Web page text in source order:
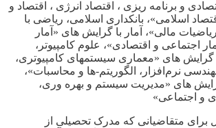
و برنامه ریزی ، اقتصاد انرژی ، اقتصاد و
اسلامی»، بانکداری اسلامی، ریاضی با
مالی»، آمار با گرایش های «آمار
اجتماعی و اقتصادی»، علوم کامپیوتر،
گرایش های «معماری سیستمهای کامپیوتری،
نرم‌افزار، الگوریتم-ها و محاسبات»،
های «مدیریت سیستم و بهره وری،
و اجتماعی»
برای متقاضیانی که مدرک تحصیلی از